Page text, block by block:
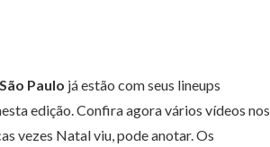
Paulo já estão com seus lineups
edição. Confira agora vários vídeos nos
vezes Natal viu, pode anotar. Os